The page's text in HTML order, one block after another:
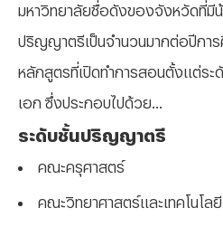
มหาวิทยาลัยชื่อดังของจังหวัดที่มีน้
ปริญญาตรีเป็นจำนวนมากต่อปีการ
หลักสูตรที่เปิดทำการสอนตั้งแต่ร
เอก ซึ่งประกอบไปด้วย…
ระดับชั้นปริญญาตรี
คณะครุศาสตร์
คณะวิทยาศาสตร์และเทคโนโลยี